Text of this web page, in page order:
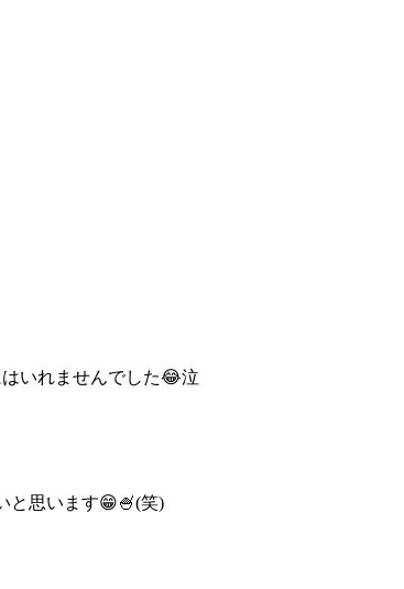
いれませんでした😂泣
と思います😁🍧(笑)